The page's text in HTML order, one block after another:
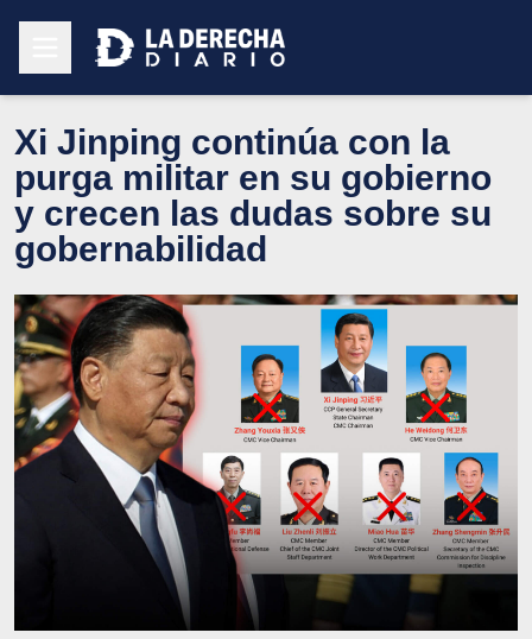
Xi Jinping continúa con la
purga militar en su gobierno
y crecen las dudas sobre su
gobernabilidad